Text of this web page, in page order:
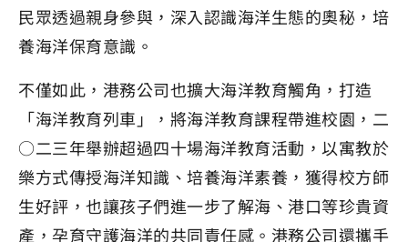
民眾透過親身參與，深入認識海洋生態的奧秘，培
養海洋保育意識。
不僅如此，港務公司也擴大海洋教育觸角，打造
「海洋教育列車」，將海洋教育課程帶進校園，二
○二三年舉辦超過四十場海洋教育活動，以寓教於
樂方式傳授海洋知識、培養海洋素養，獲得校方師
生好評，也讓孩子們進一步了解海、港口等珍貴資
產，孕育守護海洋的共同責任感。港務公司還攜手